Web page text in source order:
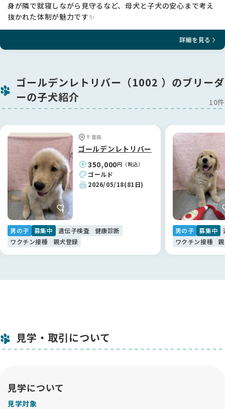
身が隣で就寝しながら見守るなど、母犬と子犬の安心まで考え
抜かれた体制が魅力です✨
詳細を見る
ゴールデンレトリバー（1002 ）のブリーダ
ーの子犬紹介
10件
千葉県
ゴールデンレトリバー
350,000円（税込）
ゴールド
2026/05/18(81日)
男の子 募集中 遺伝子検査
健康診断
ワクチン接種
親犬登録
男の子 募集中
ワクチン接種
見学・取引について
見学について
見学対象